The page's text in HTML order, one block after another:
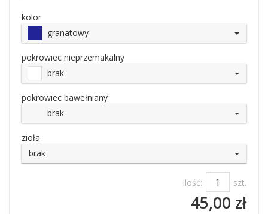
kolor
granatowy
pokrowiec nieprzemakalny
brak
pokrowiec bawełniany
brak
zioła
brak
Ilość: szt.
45,00 zł